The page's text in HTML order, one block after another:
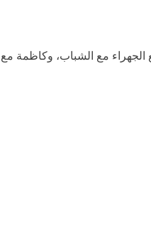
مرتقبة تجمع الجهراء مع